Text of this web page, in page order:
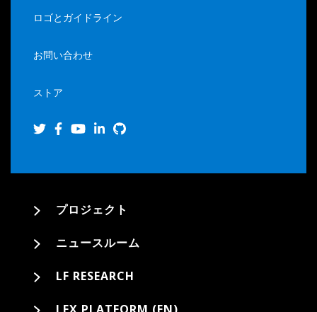
ロゴとガイドライン
お問い合わせ
ストア
プロジェクト
ニュースルーム
LF RESEARCH